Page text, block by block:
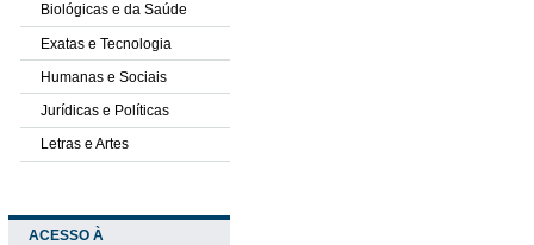
Biológicas e da Saúde
Exatas e Tecnologia
Humanas e Sociais
Jurídicas e Políticas
Letras e Artes
ACESSO À